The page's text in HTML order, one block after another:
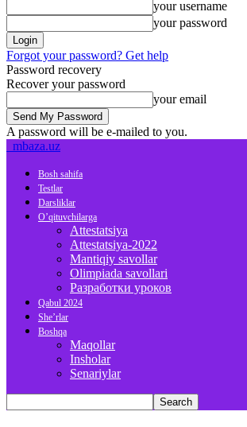
your username
your password
Forgot your password? Get help
Password recovery
Recover your password
your email
A password will be e-mailed to you.
mbaza.uz
Bosh sahifa
Testlar
Darsliklar
O’qituvchilarga
Attestatsiya
Attestatsiya-2022
Mantiqiy savollar
Olimpiada savollari
Разработки уроков
Qabul 2024
She’rlar
Boshqa
Maqollar
Insholar
Senariylar